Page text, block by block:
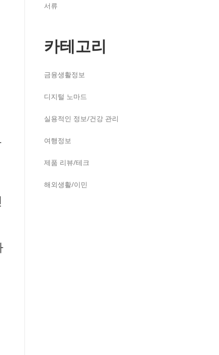
서류
카테고리
금융생활정보
디지털 노마드
실용적인 정보/건강 관리
여행정보
제품 리뷰/테크
해외생활/이민